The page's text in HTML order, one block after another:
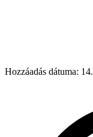
Hozzáadás dátuma: